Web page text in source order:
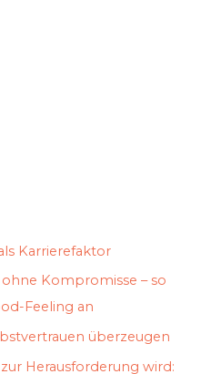
Karrierefaktor
Kompromisse – so
Feeling an
überzeugen
Herausforderung wird: